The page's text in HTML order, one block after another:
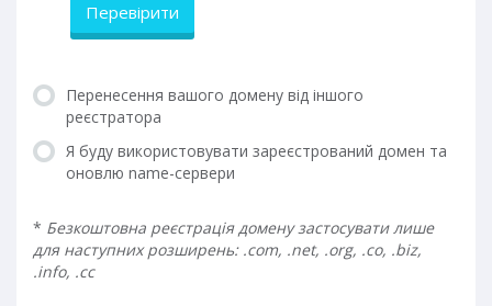
Перевірити
Перенесення вашого домену від іншого
реєстратора
Я буду використовувати зареєстрований домен та
оновлю name-сервери
* Безкоштовна реєстрація домену застосувати лише
для наступних розширень: .com, .net, .org, .co, .biz,
.info, .cc